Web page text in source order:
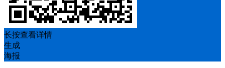
长按查看详情
生成
海报